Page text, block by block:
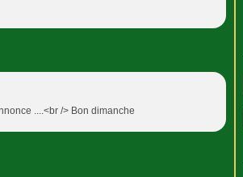
....<br /> Bon dimanche